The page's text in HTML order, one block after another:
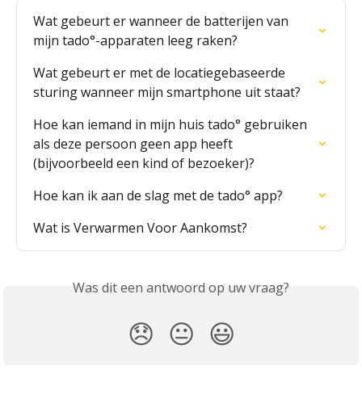
Wat gebeurt er wanneer de batterijen van
mijn tado°-apparaten leeg raken?
Wat gebeurt er met de locatiegebaseerde
sturing wanneer mijn smartphone uit staat?
Hoe kan iemand in mijn huis tado° gebruiken
als deze persoon geen app heeft
(bijvoorbeeld een kind of bezoeker)?
Hoe kan ik aan de slag met de tado° app?
Wat is Verwarmen Voor Aankomst?
Was dit een antwoord op uw vraag?
😞 😐 😃